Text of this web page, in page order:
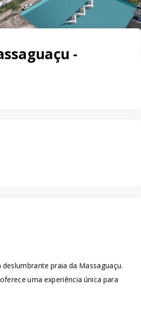
-
praia da Massaguaçu.
uma experiência única para